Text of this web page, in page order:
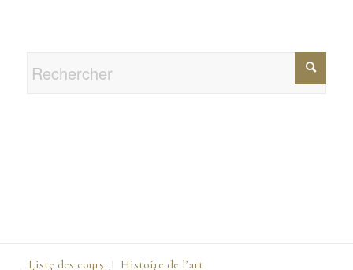
Liste des cours Histoire de l’art